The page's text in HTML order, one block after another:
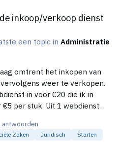
inkoop/verkoop dienst
een topic inAdministratie
weer te verkopen.
in voor €20 die ik in
per stuk. Uit 1 webdienst
facturen naar de klant voor
antwoorden
Zaken Juridisch Starten